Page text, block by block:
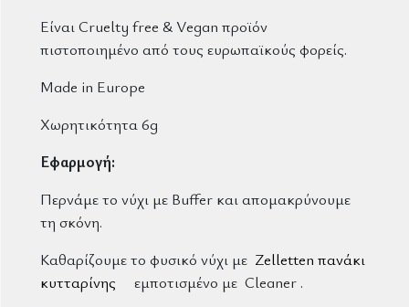
Είναι Cruelty free & Vegan προϊόν
πιστοποιημένο από τους ευρωπαϊκούς φορείς.
Made in Europe
Χωρητικότητα 6g
Εφαρμογή:
Περνάμε το νύχι με Buffer και απομακρύνουμε
τη σκόνη.
Καθαρίζουμε το φυσικό νύχι με Zelletten πανάκι
κυτταρίνης εμποτισμένο με Cleaner .